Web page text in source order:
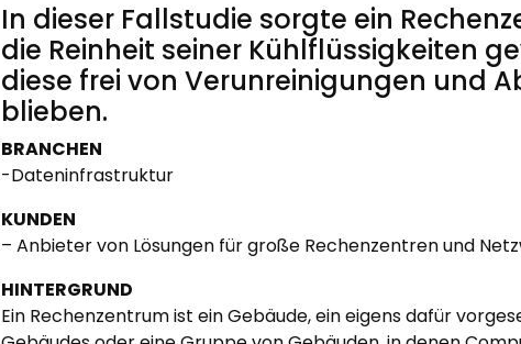
In dieser Fallstudie sorgte ein
die Reinheit seiner Kühlflüssigkeiten
diese frei von Verunreinigungen und
blieben.
BRANCHEN
-Dateninfrastruktur
KUNDEN
– Anbieter von Lösungen für große Rechenzentren und
HINTERGRUND
Ein Rechenzentrum ist ein Gebäude, ein eigens dafür